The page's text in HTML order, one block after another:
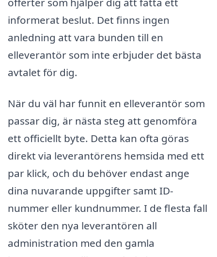
informerat beslut. Det finns ingen
anledning att vara bunden till en
elleverantör som inte erbjuder det bästa
avtalet för dig.
När du väl har funnit en elleverantör som
passar dig, är nästa steg att genomföra
ett officiellt byte. Detta kan ofta göras
direkt via leverantörens hemsida med ett
par klick, och du behöver endast ange
dina nuvarande uppgifter samt ID-
nummer eller kundnummer. I de flesta fall
sköter den nya leverantören all
administration med den gamla